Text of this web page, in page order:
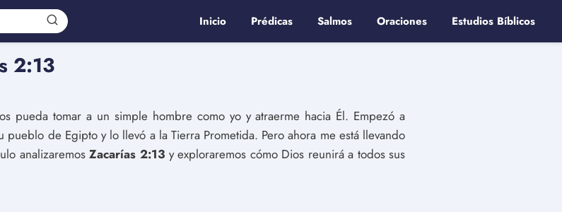
Inicio Prédicas Salmos Oraciones Estudios Bíblicos
2:13
pueda tomar a un simple hombre como yo y atraerme hacia Él. Empezó a
pueblo de Egipto y lo llevó a la Tierra Prometida. Pero ahora me está llevando
analizaremosZacarías 2:13 y exploraremos cómo Dios reunirá a todos sus